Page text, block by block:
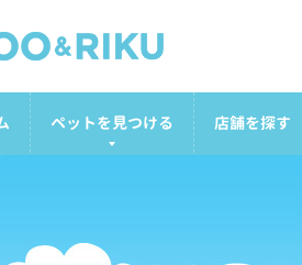
ペットを見つける 店舗を探す